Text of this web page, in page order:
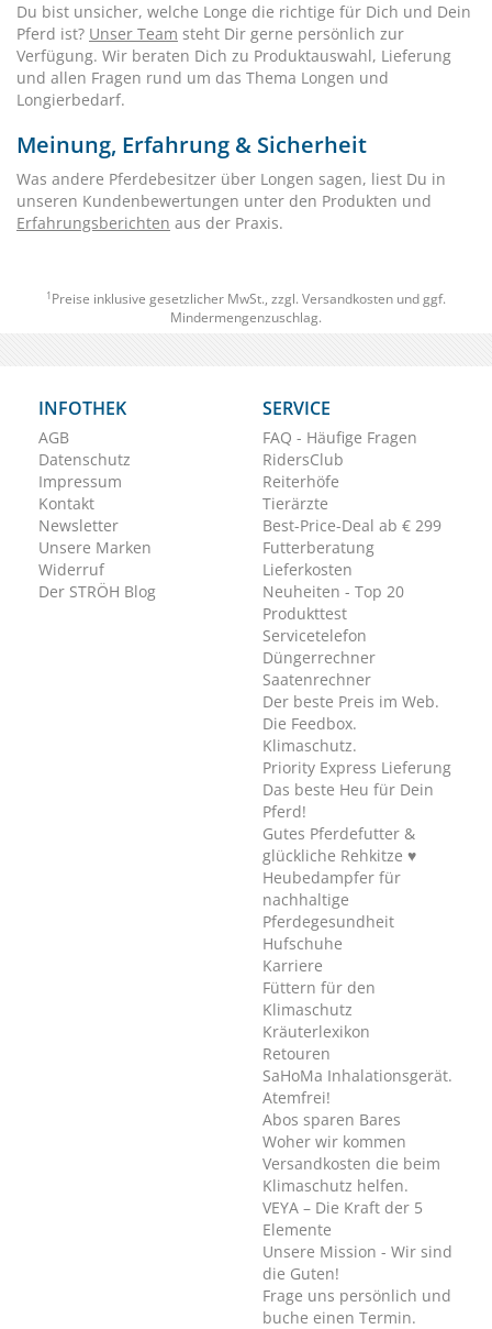
Du bist unsicher, welche Longe die richtige für Dich und Dein
Pferd ist? Unser Team steht Dir gerne persönlich zur
Verfügung. Wir beraten Dich zu Produktauswahl, Lieferung
und allen Fragen rund um das Thema Longen und
Longierbedarf.
Meinung, Erfahrung & Sicherheit
Was andere Pferdebesitzer über Longen sagen, liest Du in
unseren Kundenbewertungen unter den Produkten und
Erfahrungsberichten aus der Praxis.
1 Preise inklusive gesetzlicher MwSt., zzgl. Versandkosten und ggf.
Mindermengenzuschlag.
INFOTHEK
AGB
Datenschutz
Impressum
Kontakt
Newsletter
Unsere Marken
Widerruf
Der STRÖH Blog
SERVICE
FAQ - Häufige Fragen
RidersClub
Reiterhöfe
Tierärzte
Best-Price-Deal ab € 299
Futterberatung
Lieferkosten
Neuheiten - Top 20
Produkttest
Servicetelefon
Düngerrechner
Saatenrechner
Der beste Preis im Web.
Die Feedbox.
Klimaschutz.
Priority Express Lieferung
Das beste Heu für Dein
Pferd!
Gutes Pferdefutter &
glückliche Rehkitze ♥
Heubedampfer für
nachhaltige
Pferdegesundheit
Hufschuhe
Karriere
Füttern für den
Klimaschutz
Kräuterlexikon
Retouren
SaHoMa Inhalationsgerät.
Atemfrei!
Abos sparen Bares
Woher wir kommen
Versandkosten die beim
Klimaschutz helfen.
VEYA – Die Kraft der 5
Elemente
Unsere Mission - Wir sind
die Guten!
Frage uns persönlich und
buche einen Termin.